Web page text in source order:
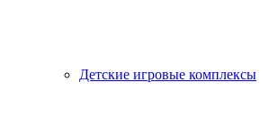
Детские игровые комплексы